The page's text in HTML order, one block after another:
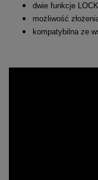
dwie funkcje
możliwość
kompatybilna ze